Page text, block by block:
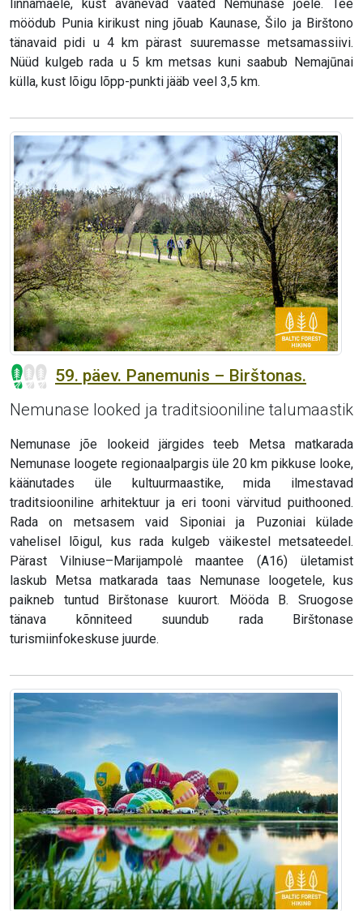
linnamäele, kust avanevad vaated Nemunase jõele. Tee
möödub Punia kirikust ning jõuab Kaunase, Šilo ja Birštono
tänavaid pidi u 4 km pärast suuremasse metsamassiivi.
Nüüd kulgeb rada u 5 km metsas kuni saabub Nemajūnai
külla, kust lõigu lõpp-punkti jääb veel 3,5 km.
59. päev. Panemunis – Birštonas.
Nemunase looked ja traditsiooniline talumaastik
Nemunase jõe lookeid järgides teeb Metsa matkarada
Nemunase loogete regionaalpargis üle 20 km pikkuse looke,
käänutades üle kultuurmaastike, mida ilmestavad
traditsiooniline arhitektuur ja eri tooni värvitud puithooned.
Rada on metsasem vaid Siponiai ja Puzoniai külade
vahelisel lõigul, kus rada kulgeb väikestel metsateedel.
Pärast Vilniuse–Marijampolė maantee (A16) ületamist
laskub Metsa matkarada taas Nemunase loogetele, kus
paikneb tuntud Birštonase kuurort. Mööda B. Sruogose
tänava kõnniteed suundub rada Birštonase
turismiinfokeskuse juurde.